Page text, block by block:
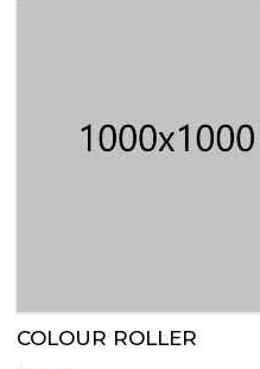
COLOUR ROLLER